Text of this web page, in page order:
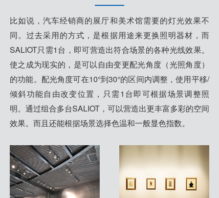
比如说，汽车经销商的展厅和美术馆需要的灯光效果不
同。过去采用的方式，是根据用途来更换照明器材，而
SALIOT只需1台，即可营造出符合场景的各种光线效果。
使之成为现实的，是可以自由变更配光角度（光照角度）
的功能。配光角度可在10°到30°的区间内调整，使用平移/
倾斜功能自由改变位置，只需1台即可根据场景调整照
明。通过组合多台SALIOT，可以营造出更丰富多彩的空间
效果。而且还能根据场景选择色温和一般显色指数。